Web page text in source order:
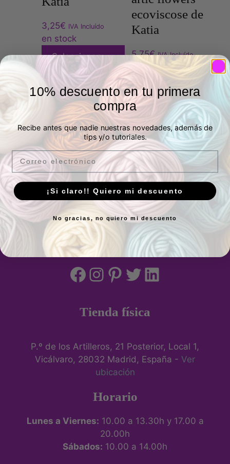
3,25€ IVA Incluído
en stock
Seleccionar
opciones
ecoviscose de
Katia
5,75€ IVA Incluído
10 en stock
Añadir al
carrito
Siguiendo el hilo
Tienda de telas y lanas en Madrid
Tienda autorizada Katia
Tienda física
P.º de los Artilleros, 21 Posterior, Local 1,
Vicálvaro, 28032 Madrid, España - Ver
ubicación
Horario
Lunes a Viernes: 10.00 a 13.30h y 17.00 a
20.00h
Sábados: 10.00 a 14.00h
10% descuento en tu primera
compra
Recibe antes que nadie nuestras novedades, además de
tips y/o tutoriales.
Email
¡Si claro!! Quiero mi descuento
No gracias, no quiero mi descuento